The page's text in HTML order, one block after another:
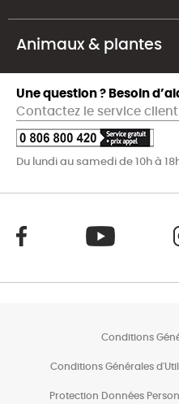
Animaux & plantes
Une question ? Besoin
Contactez le service client
Du lundi au samedi de 10h à
Conditions
Conditions Générales
Protection Données